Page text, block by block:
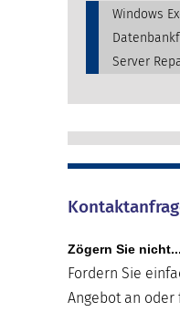
Windows
Server
Zögern Sie nicht...
Fordern Sie
Angebot an oder